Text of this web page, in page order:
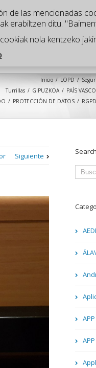
somos? ¿Dónde
Inicio LOPD
Turrillas
GIPUZKOA PAÍS VASCO
PROTECCIÓN DE DATOS RGPD
Siguiente Search
APP
de las mencionadas
erabiltzen ditu.
nola kentzeko